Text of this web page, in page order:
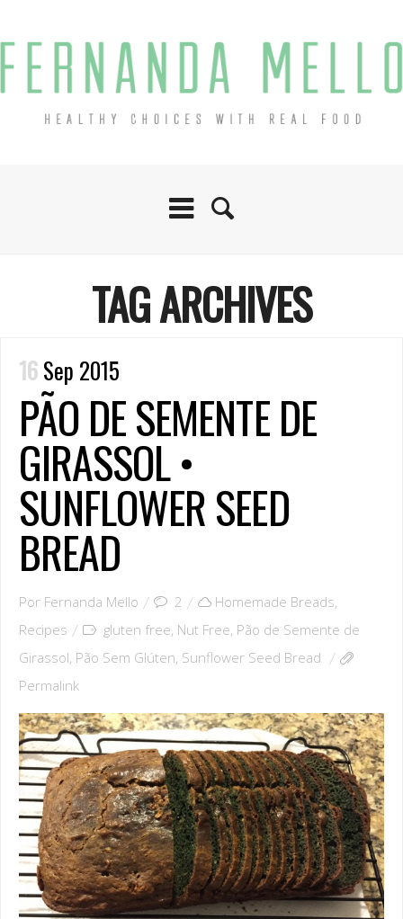
TAG ARCHIVES
16Sep 2015
PÃO DE SEMENTE DE
GIRASSOL •
SUNFLOWER SEED
BREAD
Por Fernanda Mello 2 Homemade Breads,
Recipes
gluten free, Nut Free, Pão de Semente de
Girassol, Pão Sem Glúten, Sunflower Seed Bread
Permalink